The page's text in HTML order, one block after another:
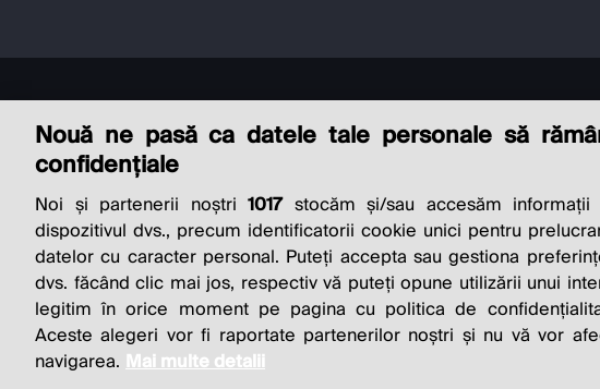
THE
BUSINESS IS
Nouă ne pasă ca datele tale personale să
confidențiale
Noi și partenerii noștri1017stocăm și/sau accesăm informații
dispozitivul dvs., precum identificatorii cookie unici pentru
datelor cu caracter personal. Puteți accepta sau gestiona
dvs. făcând clic mai jos, respectiv vă puteți opune utilizării unui
legitim în orice moment pe pagina cu politica de
Aceste alegeri vor fi raportate partenerilor noștri și nu vă vor
navigarea. Mai multe detalii